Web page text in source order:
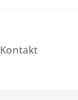
Kontakt